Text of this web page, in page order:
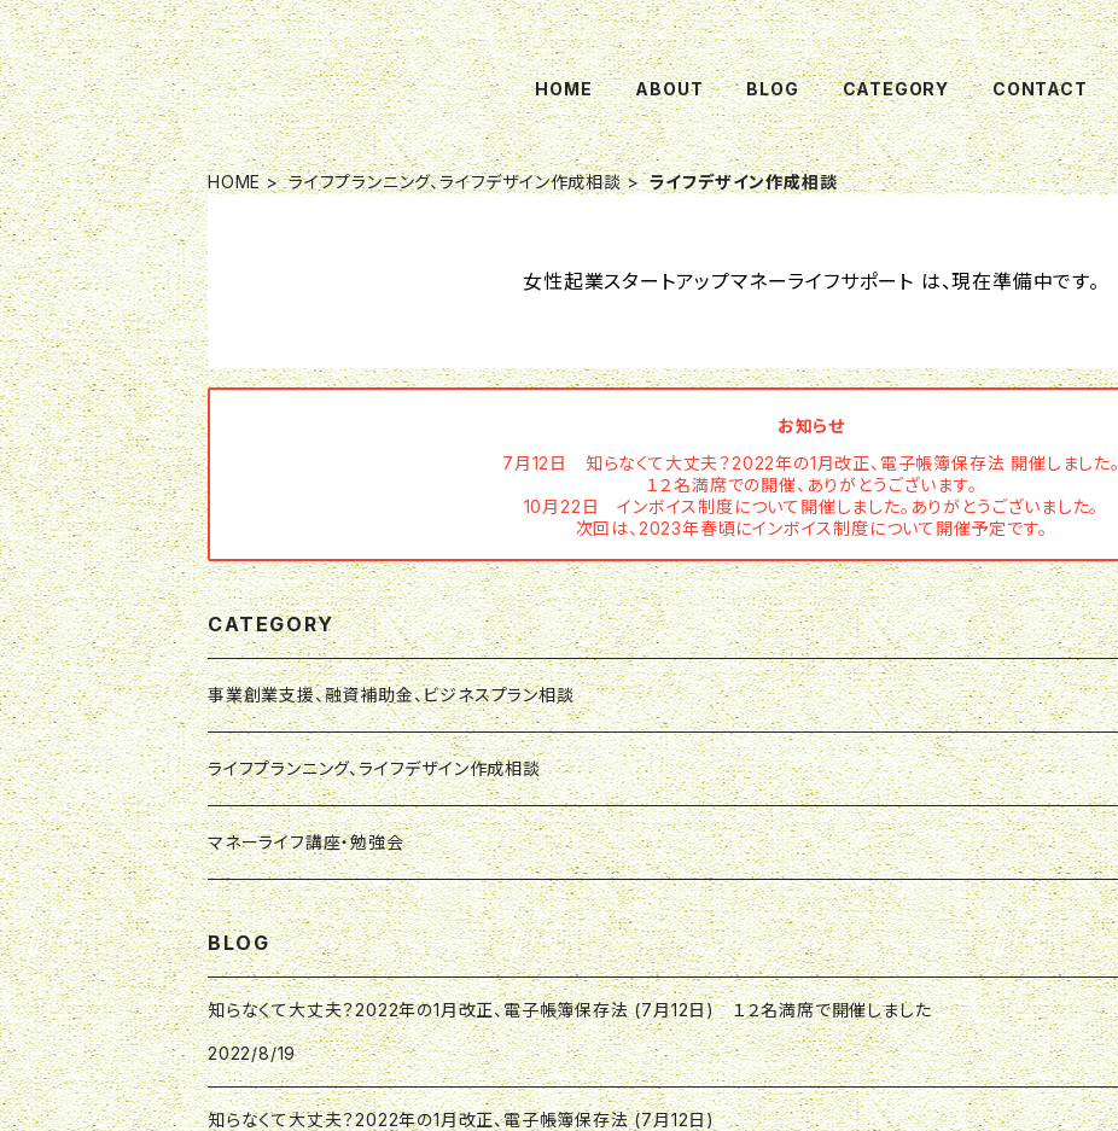
HOME ABOUT BLOG CATEGORY CONTACT
HOME ライフプランニング、ライフデザイン作成相談 ライフデザイン作成相談
女性起業スタートアップマネーライフサポート は、現在準備中です。
お知らせ
7月12日 知らなくて大丈夫？2022年の1月改正、電子帳簿保存法 開催しました。
１２名満席での開催、ありがとうございます。
10月22日 インボイス制度について開催しました。ありがとうございました。
次回は、2023年春頃にインボイス制度について開催予定です。
CATEGORY
事業創業支援、融資補助金、ビジネスプラン相談
事業創業支援相談
融資補助金相談
ビジネスプラン相談
事業・資金サポート
事業・ビジネス：ウエブチケット
ライフプランニング、ライフデザイン作成相談
ライフプランニング作成相談
ライフデザイン作成相談
ライフプラン・ライフデザイン：ウエブチケット
初回相談
マネーライフ講座・勉強会
マネーライフ講座
マネーライフ勉強会・ワークショップ
マネーライフ講座・勉強会：ウエブチケット
BLOG
知らなくて大丈夫？2022年の1月改正、電子帳簿保存法 (7月12日) １２名満席で開催しました
2022/8/19
知らなくて大丈夫？2022年の1月改正、電子帳簿保存法 (7月12日)